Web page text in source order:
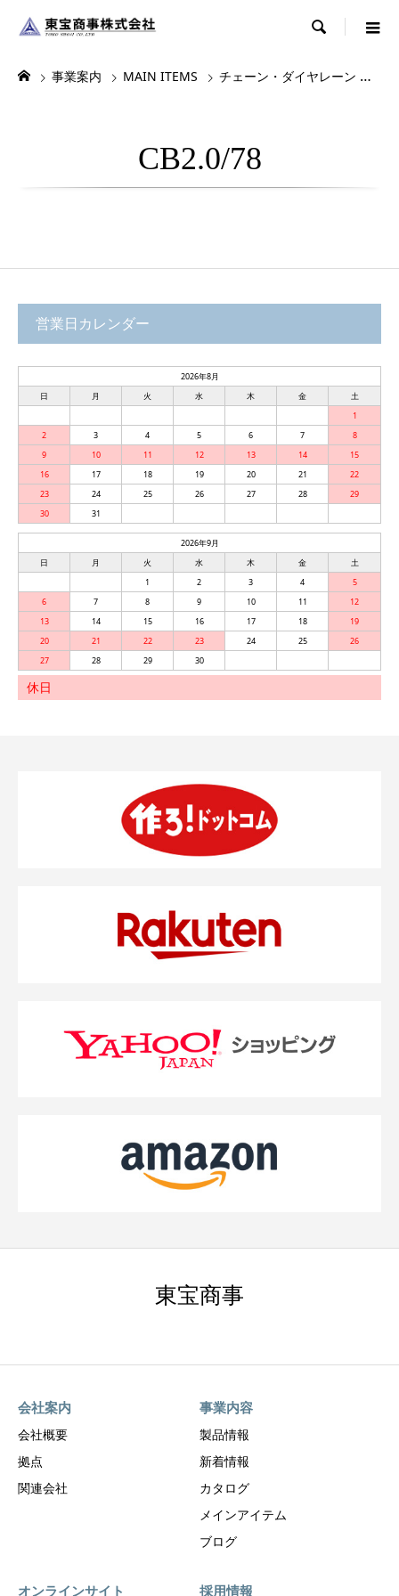

事業案内 MAIN ITEMS チェーン・ダイヤレーン
CB2.0/78
営業日カレンダー
2026年8月
日
月 火 水 木 金
土
1
2
3 4 5 6 7
8
9
10 11 12 13 14
15
16
17 18 19 20 21
22
23
24 25 26 27 28
29
30
31
2026年9月
日
月 火 水 木 金
土
1
2 3 4
5
6
7 8 9 10 11
12
13
14 15 16 17 18
19
20
21 22 23 24 25
26
27
28 29 30
休日
東宝商事
会社案内
会社概要
拠点
関連会社
事業内容
製品情報
新着情報
カタログ
メインアイテム
ブログ
オンラインサイト 採用情報